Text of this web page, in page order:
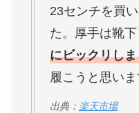
23センチを買
た。厚手は靴
にビックリし
履こうと思いま
出典： 楽天市場